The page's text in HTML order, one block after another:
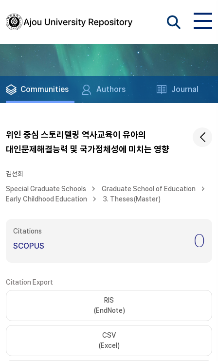
Communities Authors Journal
위인 중심 스토리텔링 역사교육이 유아의
대인문제해결능력 및 국가정체성에 미치는 영향
김선희
Special Graduate Schools
Graduate School of Education
Early Childhood Education
3. Theses(Master)
Citations
SCOPUS 0
Citation Export
RIS
(EndNote)
CSV
(Excel)